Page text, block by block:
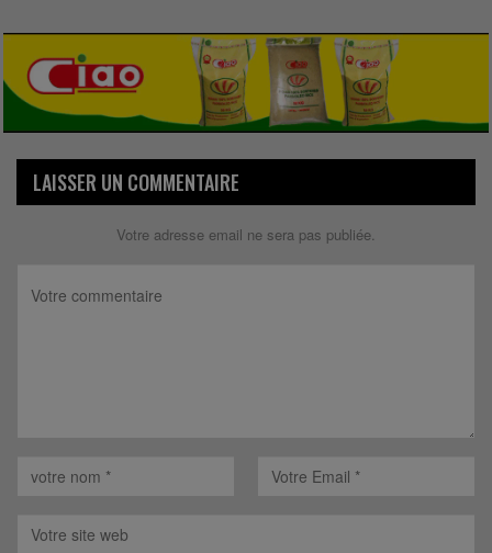
LAISSER UN COMMENTAIRE
Votre adresse email ne sera pas publiée.